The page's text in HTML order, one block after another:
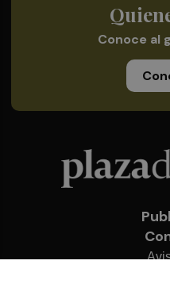
Conoce al